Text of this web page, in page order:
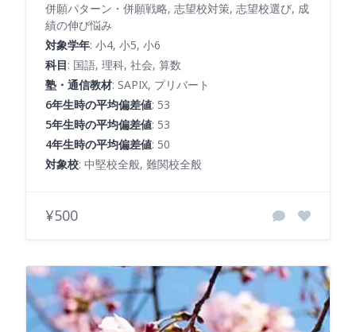
併願パターン・併願戦略, 志望校対策, 志望校選び, 成
績の伸び悩み
対象学年: 小4, 小5, 小6
科目: 国語, 理科, 社会, 算数
塾・通信教材: SAPIX, プリバート
6年生時の平均偏差値: 53
5年生時の平均偏差値: 53
4年生時の平均偏差値: 50
対象校: 中堅校全般, 難関校全般
¥500